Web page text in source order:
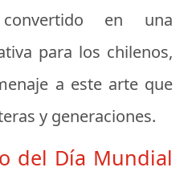
en una
para los chilenos,
a este arte que
y generaciones.
del Día Mundial